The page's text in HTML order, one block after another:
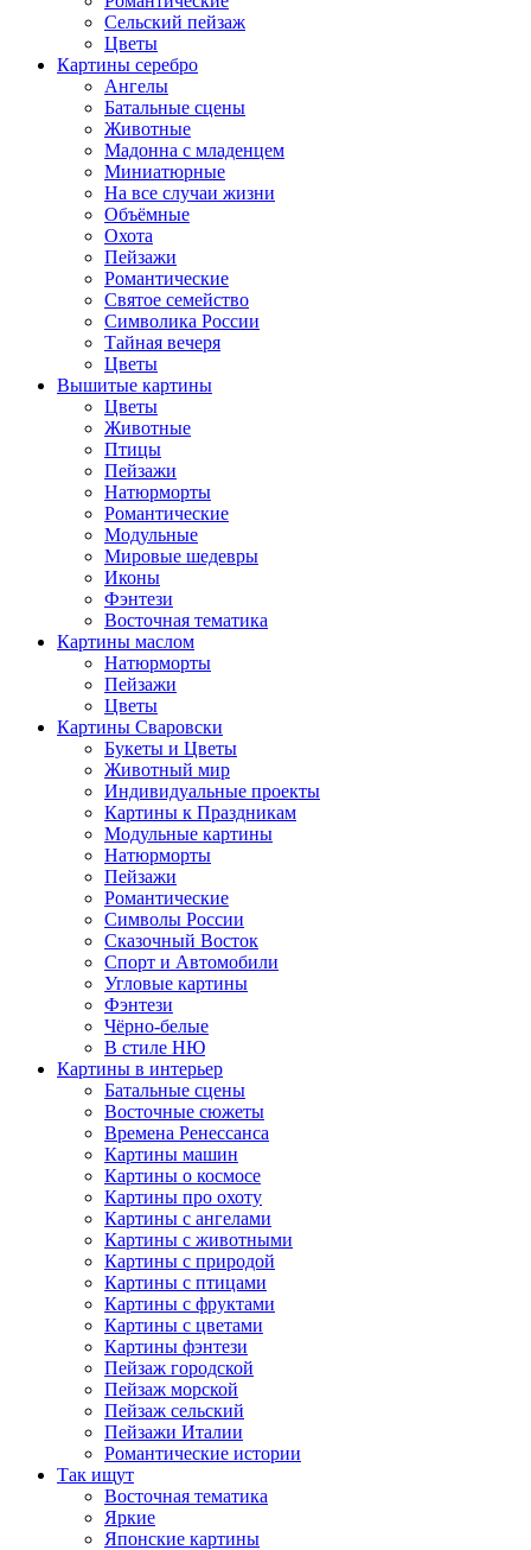
Сельский пейзаж
Цветы
Картины серебро
Ангелы
Батальные сцены
Животные
Мадонна с младенцем
Миниатюрные
На все случаи жизни
Объёмные
Охота
Пейзажи
Романтические
Святое семейство
Символика России
Тайная вечеря
Цветы
Вышитые картины
Цветы
Животные
Птицы
Пейзажи
Натюрморты
Романтические
Модульные
Мировые шедевры
Иконы
Фэнтези
Восточная тематика
Картины маслом
Натюрморты
Пейзажи
Цветы
Картины Сваровски
Букеты и Цветы
Животный мир
Индивидуальные проекты
Картины к Праздникам
Модульные картины
Натюрморты
Пейзажи
Романтические
Символы России
Сказочный Восток
Спорт и Автомобили
Угловые картины
Фэнтези
Чёрно-белые
В стиле НЮ
Картины в интерьер
Батальные сцены
Восточные сюжеты
Времена Ренессанса
Картины машин
Картины о космосе
Картины про охоту
Картины с ангелами
Картины с животными
Картины с природой
Картины с птицами
Картины с фруктами
Картины с цветами
Картины фэнтези
Пейзаж городской
Пейзаж морской
Пейзаж сельский
Пейзажи Италии
Романтические истории
Так ищут
Восточная тематика
Яркие
Японские картины